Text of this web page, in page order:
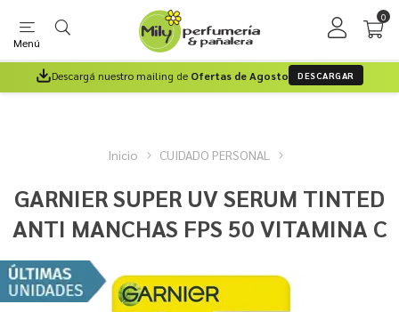
Menú
0
Descargá nuestro mailing de Ofertas de Agosto DESCARGAR
Inicio CUIDADO PERSONAL
GARNIER SUPER UV SERUM TINTED
ANTI MANCHAS FPS 50 VITAMINA C